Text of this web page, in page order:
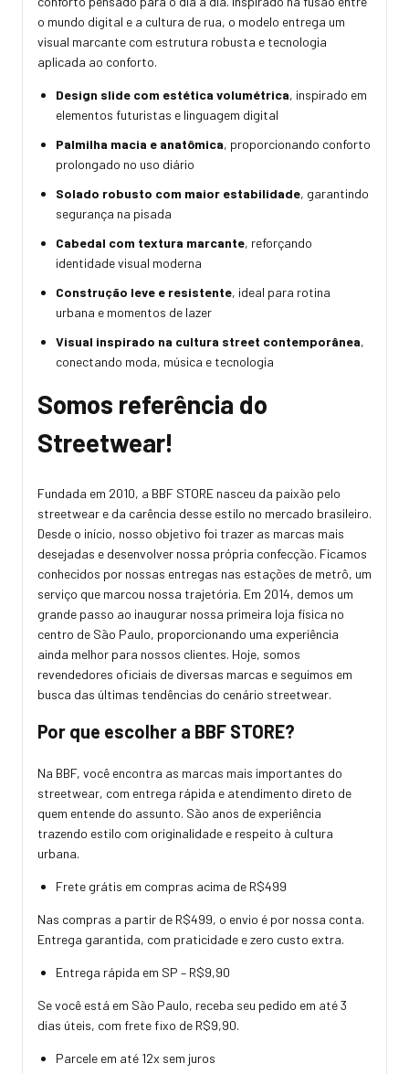
o mundo digital e a cultura de rua, o modelo entrega um
visual marcante com estrutura robusta e tecnologia
aplicada ao conforto.
Design slide com estética volumétrica, inspirado em
elementos futuristas e linguagem digital
Palmilha macia e anatômica, proporcionando conforto
prolongado no uso diário
Solado robusto com maior estabilidade, garantindo
segurança na pisada
Cabedal com textura marcante, reforçando
identidade visual moderna
Construção leve e resistente, ideal para rotina
urbana e momentos de lazer
Visual inspirado na cultura street contemporânea,
conectando moda, música e tecnologia
Somos referência do
Streetwear!
Fundada em 2010, a BBF STORE nasceu da paixão pelo
streetwear e da carência desse estilo no mercado brasileiro.
Desde o início, nosso objetivo foi trazer as marcas mais
desejadas e desenvolver nossa própria confecção. Ficamos
conhecidos por nossas entregas nas estações de metrô, um
serviço que marcou nossa trajetória. Em 2014, demos um
grande passo ao inaugurar nossa primeira loja física no
centro de São Paulo, proporcionando uma experiência
ainda melhor para nossos clientes. Hoje, somos
revendedores oficiais de diversas marcas e seguimos em
busca das últimas tendências do cenário streetwear.
Por que escolher a BBF STORE?
Na BBF, você encontra as marcas mais importantes do
streetwear, com entrega rápida e atendimento direto de
quem entende do assunto. São anos de experiência
trazendo estilo com originalidade e respeito à cultura
urbana.
Frete grátis em compras acima de R$499
Nas compras a partir de R$499, o envio é por nossa conta.
Entrega garantida, com praticidade e zero custo extra.
Entrega rápida em SP – R$9,90
Se você está em São Paulo, receba seu pedido em até 3
dias úteis, com frete fixo de R$9,90.
Parcele em até 12x sem juros